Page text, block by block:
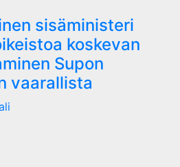
sisäministeri
koskevan
Supon
vaarallista